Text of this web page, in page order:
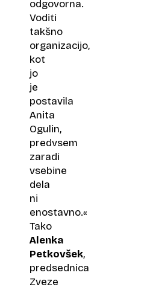
odgovorna.
Voditi
takšno
organizacijo,
kot
jo
je
postavila
Anita
Ogulin,
predvsem
zaradi
vsebine
dela
ni
enostavno.«
Tako
Alenka
Petkovšek,
predsednica
Zveze